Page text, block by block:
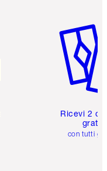
Ricevi 2
con tutti gli